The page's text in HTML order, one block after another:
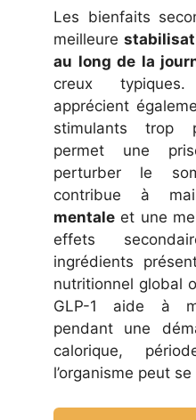
Les bienfaits
meilleure
au long de la
creux
apprécient
stimulants trop
permet une
perturber le
contribue à
mentale et une
effets
ingrédients
nutritionnel global
GLP-1 aide à
pendant une
calorique,
l’organisme peut